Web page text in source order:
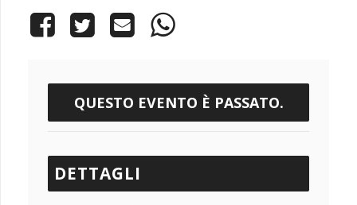
QUESTO EVENTO È PASSATO.
DETTAGLI